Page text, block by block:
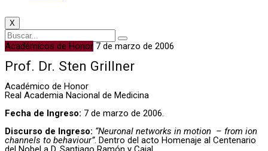
X
Académicos de Honor 7 de marzo de 2006
Prof. Dr. Sten Grillner
Académico de Honor
Real Academia Nacional de Medicina
Fecha de Ingreso: 7 de marzo de 2006.
Discurso de Ingreso: “Neuronal networks in motion – from ion
channels to behaviour”. Dentro del acto Homenaje al Centenario